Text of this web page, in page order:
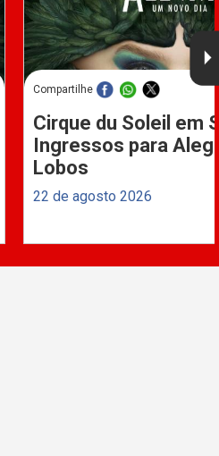
Compartilhe
Cirque du Soleil em
Ingressos para
Lobos
22 de agosto 2026